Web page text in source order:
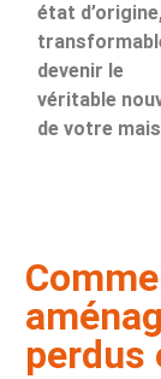
état
devenir le
véritable
de votre
perdus